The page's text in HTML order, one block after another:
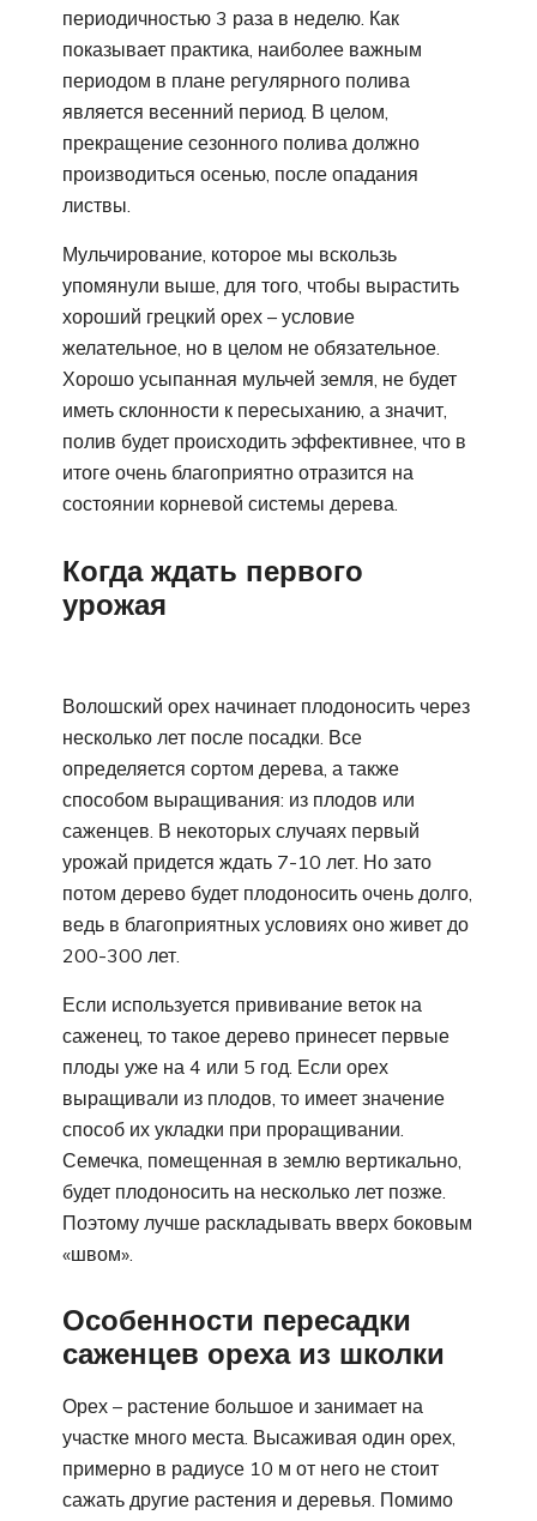
периодичностью 3 раза в неделю. Как
показывает практика, наиболее важным
периодом в плане регулярного полива
является весенний период. В целом,
прекращение сезонного полива должно
производиться осенью, после опадания
листвы.
Мульчирование, которое мы вскользь
упомянули выше, для того, чтобы вырастить
хороший грецкий орех – условие
желательное, но в целом не обязательное.
Хорошо усыпанная мульчей земля, не будет
иметь склонности к пересыханию, а значит,
полив будет происходить эффективнее, что в
итоге очень благоприятно отразится на
состоянии корневой системы дерева.
Когда ждать первого
урожая
Волошский орех начинает плодоносить через
несколько лет после посадки. Все
определяется сортом дерева, а также
способом выращивания: из плодов или
саженцев. В некоторых случаях первый
урожай придется ждать 7-10 лет. Но зато
потом дерево будет плодоносить очень долго,
ведь в благоприятных условиях оно живет до
200-300 лет.
Если используется прививание веток на
саженец, то такое дерево принесет первые
плоды уже на 4 или 5 год. Если орех
выращивали из плодов, то имеет значение
способ их укладки при проращивании.
Семечка, помещенная в землю вертикально,
будет плодоносить на несколько лет позже.
Поэтому лучше раскладывать вверх боковым
«швом».
Особенности пересадки
саженцев ореха из школки
Орех – растение большое и занимает на
участке много места. Высаживая один орех,
примерно в радиусе 10 м от него не стоит
сажать другие растения и деревья. Помимо